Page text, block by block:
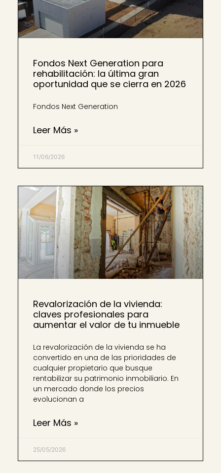
Fondos Next Generation para
rehabilitación: la última gran
oportunidad que se cierra en 2026
Fondos Next Generation
Leer Más »
11/06/2026
Revalorización de la vivienda:
claves profesionales para
aumentar el valor de tu inmueble
La revalorización de la vivienda se ha
convertido en una de las prioridades de
cualquier propietario que busque
rentabilizar su patrimonio inmobiliario. En
un mercado donde los precios
evolucionan a
Leer Más »
25/05/2026